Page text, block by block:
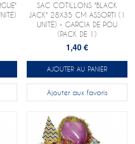
SAC COTILLONS "BLACK
JACK" 28X35 CM ASSORTI (1
UNITÉ) - GARCIA DE POU
(PACK DE 1)
1,40 €
AJOUTER AU PANIER
Ajouter aux favoris